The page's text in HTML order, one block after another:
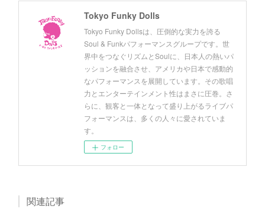
Tokyo Funky Dolls
Tokyo Funky Dollsは、圧倒的な実力を誇る
Soul & Funkパフォーマンスグループです。世
界中をつなぐリズムとSoulに、日本人の熱いパ
ッションを融合させ、アメリカや日本で感動的
なパフォーマンスを展開しています。その歌唱
力とエンターテインメント性はまさに圧巻。さ
らに、観客と一体となって盛り上がるライブパ
フォーマンスは、多くの人々に愛されていま
す。
フォロー
関連記事